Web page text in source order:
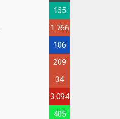
155
1.766
106
209
34
3.094
405